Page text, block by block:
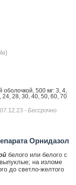
оболочкой, 500 мг: 3, 4,
24, 28, 30, 40, 50, 60, 70
- Бессрочно
Орнидазол
белого или белого с
на изломе
до светло-желтого